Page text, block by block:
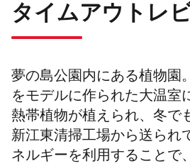
タイムアウトレ
夢の島公園内にある植物園
をモデルに作られた大温室
熱帯植物が植えられ、冬で
新江東清掃工場から送られ
ネルギーを利用することで